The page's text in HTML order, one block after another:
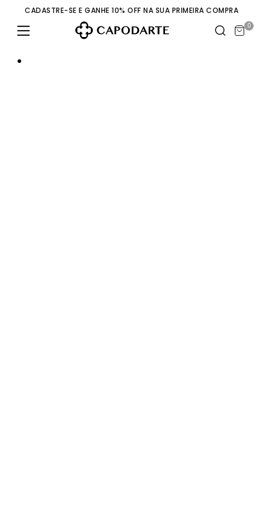
CADASTRE-SE E GANHE 10% OFF NA SUA PRIMEIRA COMPRA
0